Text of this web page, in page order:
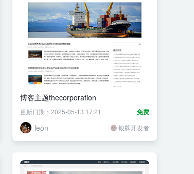
博客主题thecorporation
免费
更新日期：2025-05-13 17:21
leon 银牌开发者